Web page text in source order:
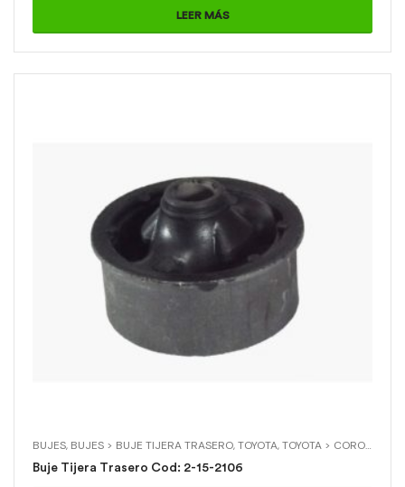
LEER MÁS
BUJES, BUJES > BUJE TIJERA TRASERO,TOYOTA,TOYOTA > COROLLA
Buje Tijera Trasero Cod: 2-15-2106